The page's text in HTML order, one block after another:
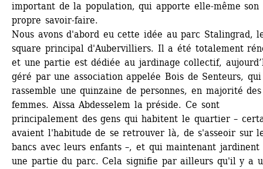
important de la population, qui apporte elle-même son
propre savoir-faire.
Nous avons d'abord eu cette idée au parc Stalingrad,
square principal d'Aubervilliers. Il a été totalement
et une partie est dédiée au jardinage collectif,
géré par une association appelée Bois de Senteurs, qui
rassemble une quinzaine de personnes, en majorité des
femmes. Aïssa Abdesselem la préside. Ce sont
principalement des gens qui habitent le quartier –
avaient l'habitude de se retrouver là, de s'asseoir sur
bancs avec leurs enfants –, et qui maintenant jardinent
une partie du parc. Cela signifie par ailleurs qu'il y a